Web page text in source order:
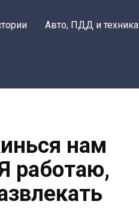
Авто, ПДД и техника
нам
работаю,